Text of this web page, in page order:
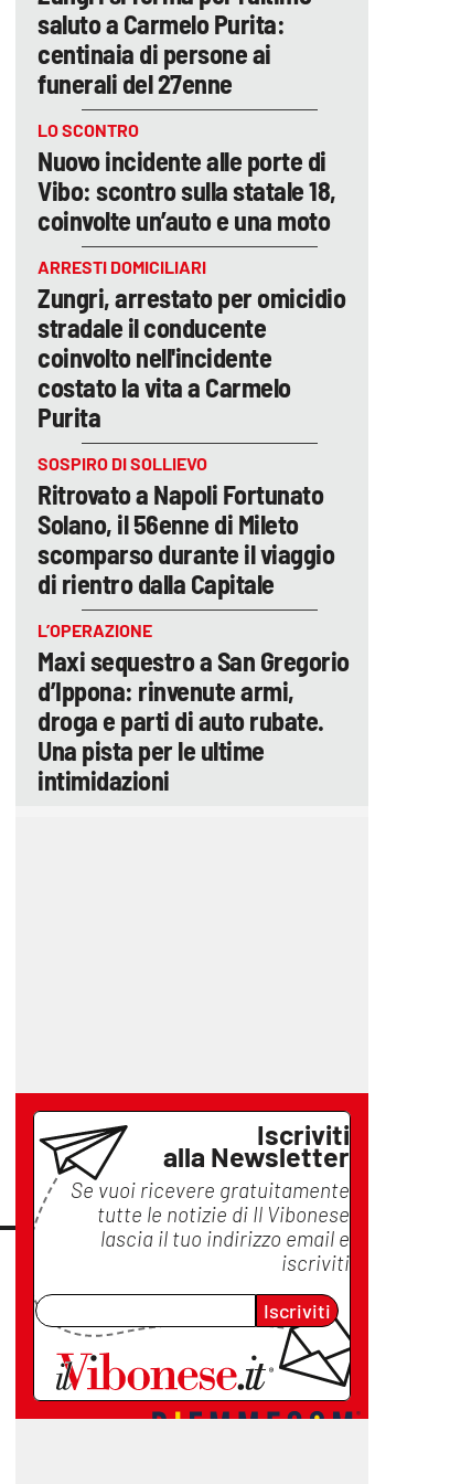
saluto a Carmelo Purita:
centinaia di persone ai
funerali del 27enne
LO SCONTRO
Nuovo incidente alle porte di
Vibo: scontro sulla statale 18,
coinvolte un’auto e una moto
ARRESTI DOMICILIARI
Zungri, arrestato per omicidio
stradale il conducente
coinvolto nell'incidente
costato la vita a Carmelo
Purita
SOSPIRO DI SOLLIEVO
Ritrovato a Napoli Fortunato
Solano, il 56enne di Mileto
scomparso durante il viaggio
di rientro dalla Capitale
L’OPERAZIONE
Maxi sequestro a San Gregorio
d’Ippona: rinvenute armi,
droga e parti di auto rubate.
Una pista per le ultime
intimidazioni
Iscriviti
alla Newsletter
Se vuoi ricevere gratuitamente
tutte le notizie di Il Vibonese
lascia il tuo indirizzo email e
iscriviti
Iscriviti
laconair.it
ilreggino.it
cosenzachannel.it
catanzarochannel.it